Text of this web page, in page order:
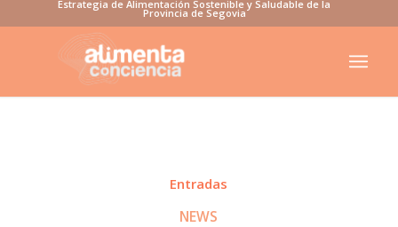
Estrategia de Alimentación Sostenible y Saludable de la
Provincia de Segovia
Entradas
NEWS